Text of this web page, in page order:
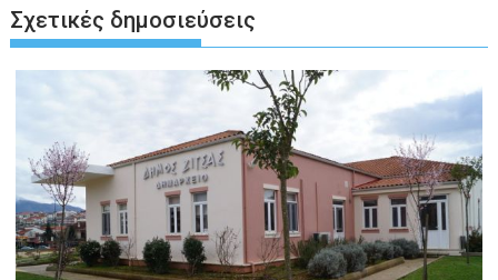
Σχετικές δημοσιεύσεις